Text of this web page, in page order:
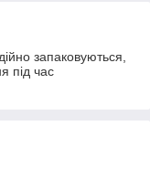
запаковуються,
під час